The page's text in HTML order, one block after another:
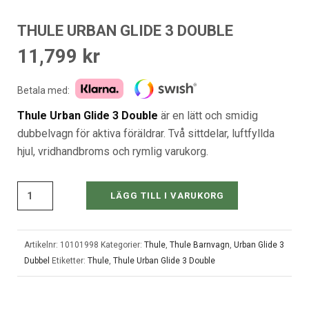
THULE URBAN GLIDE 3 DOUBLE
11,799 kr
Betala med:
Thule Urban Glide 3 Double är en lätt och smidig
dubbelvagn för aktiva föräldrar. Två sittdelar, luftfyllda
hjul, vridhandbroms och rymlig varukorg.
LÄGG TILL I VARUKORG
Artikelnr: 10101998 Kategorier: Thule, Thule Barnvagn, Urban Glide 3
Dubbel Etiketter: Thule, Thule Urban Glide 3 Double